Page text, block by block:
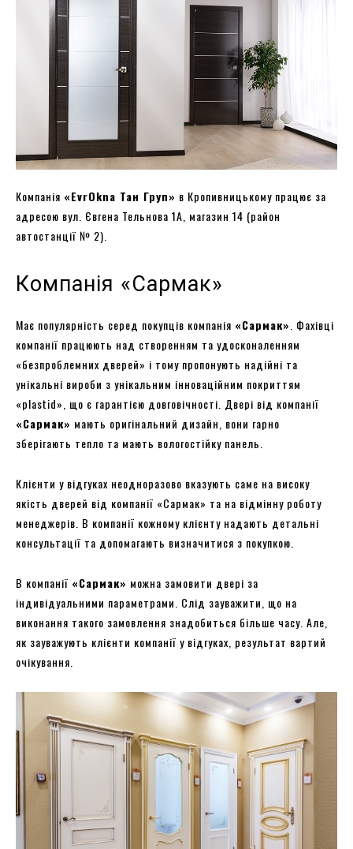
Компанія «EvrOkna Тан Груп» в Кропивницькому працює за
адресою вул. Євгена Тельнова 1А, магазин 14 (район
автостанції № 2).
Компанія «Сармак»
Має популярність серед покупців компанія «Сармак» . Фахівці
компанії працюють над створенням та удосконаленням
«безпроблемних дверей» і тому пропонують надійні та
унікальні вироби з унікальним інноваційним покриттям
«plastid», що є гарантією довговічності. Двері від компанії
«Сармак» мають оригінальний дизайн, вони гарно
зберігають тепло та мають вологостійку панель.
Клієнти у відгуках неодноразово вказують саме на високу
якість дверей від компанії «Сармак» та на відмінну роботу
менеджерів. В компанії кожному клієнту надають детальні
консультації та допомагають визначитися з покупкою.
В компанії «Сармак» можна замовити двері за
індивідуальними параметрами. Слід зауважити, що на
виконання такого замовлення знадобиться більше часу. Але,
як зауважують клієнти компанії у відгуках, результат вартий
очікування.